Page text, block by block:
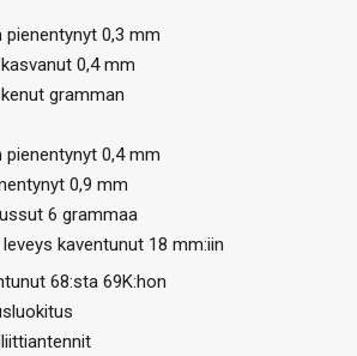
pienentynyt 0,3 mm
0,4 mm
gramman
pienentynyt 0,4 mm
0,9 mm
6 grammaa
leveys kaventunut 18 mm:iin
68:sta 69K:hon